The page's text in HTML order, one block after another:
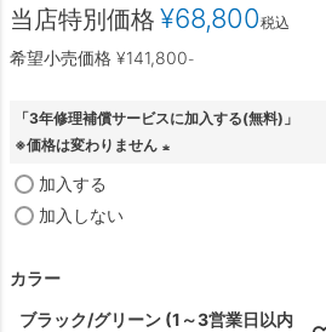
希望小売価格 ¥141,800-
当店特別価格 ¥68,800税込
「3年修理補償サービスに加入する(無料)」
※価格は変わりません
加入する
加入しない
カラー
ブラック/グリーン (1～3営業日以内